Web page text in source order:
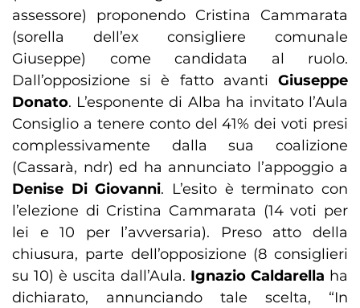
assessore) proponendo Cristina Cammarata
(sorella dell’ex consigliere comunale
Giuseppe) come candidata al ruolo.
Dall’opposizione si è fatto avanti Giuseppe
Donato. L’esponente di Alba ha invitato l’Aula
Consiglio a tenere conto del 41% dei voti presi
complessivamente dalla sua coalizione
(Cassarà, ndr) ed ha annunciato l’appoggio a
Denise Di Giovanni. L’esito è terminato con
l’elezione di Cristina Cammarata (14 voti per
lei e 10 per l’avversaria). Preso atto della
chiusura, parte dell’opposizione (8 consiglieri
su 10) è uscita dall’Aula. Ignazio Caldarella ha
dichiarato, annunciando tale scelta, “In